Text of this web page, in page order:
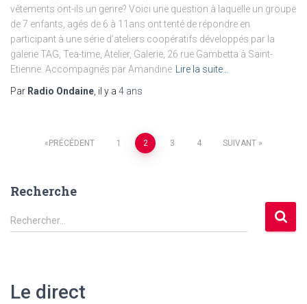
vêtements ont-ils un genre? Voici une question à laquelle un groupe
de 7 enfants, agés de 6 à 11ans ont tenté de répondre en
participant à une série d’ateliers coopératifs développés par la
galerie TAG, Tea-time, Atelier, Galerie, 26 rue Gambetta à Saint-
Etienne. Accompagnés par Amandine
Lire la suite…
Par Radio Ondaine , il y a 4 ans
Pagination
PRÉCÉDENT 1 2 3 4 SUIVANT
Recherche
R
e
Rechercher…
Le direct